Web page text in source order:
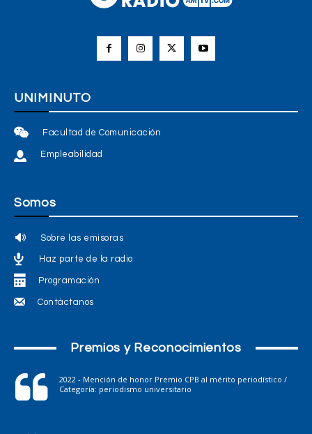
UNIMINUTO
Facultad de Comunicación
Empleabilidad
Somos
Sobre las emisoras
Haz parte de la radio
Programación
Contáctanos
Premios y Reconocimientos
2022 - Mención de honor Premio CPB al mérito periodístico /
Categoría: periodismo universitario